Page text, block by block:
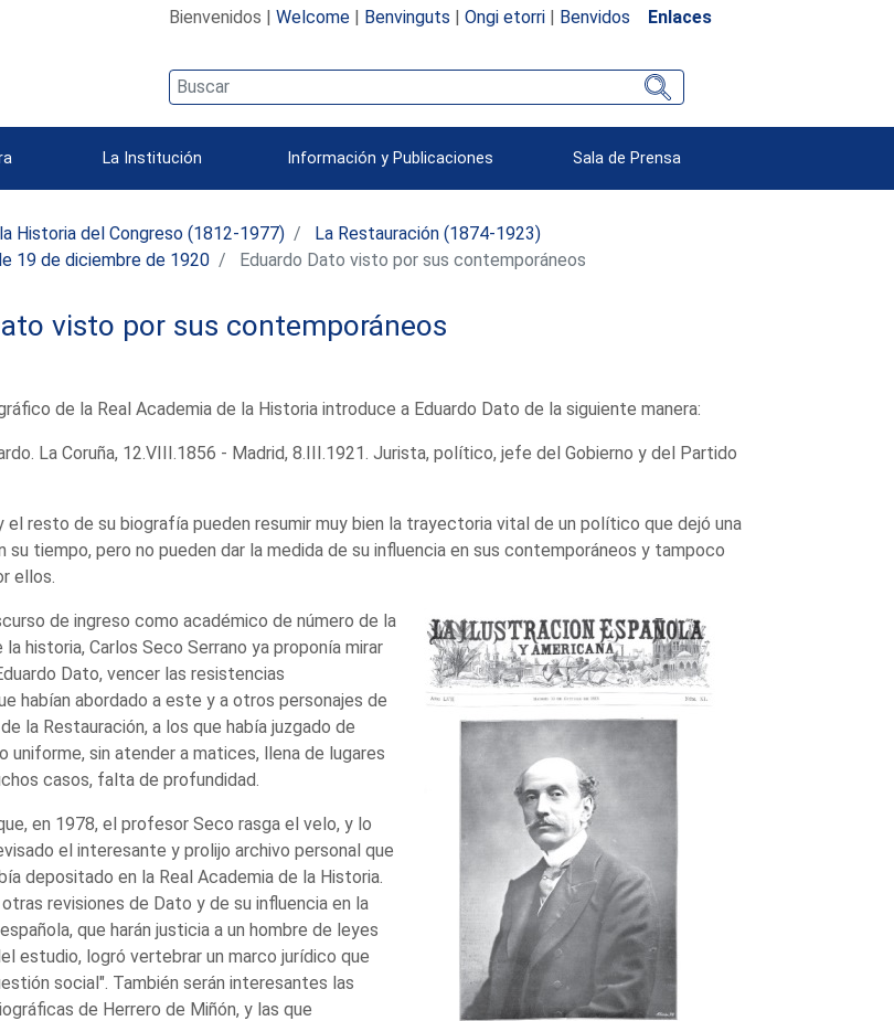
Bienvenidos | Welcome| Benvinguts | Ongi etorri| Benvidos Enlaces
La Institución Información y Publicaciones Sala de Prensa
Historia del Congreso (1812-1977)
La Restauración (1874-1923)
19 de diciembre de 1920 Eduardo Dato visto por sus contemporáneos
visto por sus contemporáneos
de la Real Academia de la Historia introduce a Eduardo Dato de la siguiente manera:
La Coruña, 12.VIII.1856 - Madrid, 8.III.1921. Jurista, político, jefe del Gobierno y del Partido
el resto de su biografía pueden resumir muy bien la trayectoria vital de un político que dejó una
su tiempo, pero no pueden dar la medida de su influencia en sus contemporáneos y tampoco
ellos.
de ingreso como académico de número de la
la historia, Carlos Seco Serrano ya proponía mirar
Dato, vencer las resistencias
habían abordado a este y a otros personajes de
la Restauración, a los que había juzgado de
uniforme, sin atender a matices, llena de lugares
casos, falta de profundidad.
en 1978, el profesor Seco rasga el velo, y lo
el interesante y prolijo archivo personal que
depositado en la Real Academia de la Historia.
revisiones de Dato y de su influencia en la
que harán justicia a un hombre de leyes
estudio, logró vertebrar un marco jurídico que
social". También serán interesantes las
de Herrero de Miñón, y las que